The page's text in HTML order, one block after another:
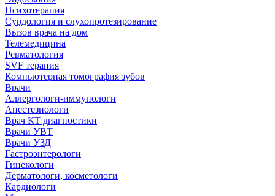
Психотерапия
Сурдология и слухопротезирование
Вызов врача на дом
Телемедицина
Ревматология
SVF терапия
Компьютерная томография зубов
Врачи
Аллергологи-иммунологи
Анестезиологи
Врач КТ диагностики
Врачи УВТ
Врачи УЗД
Гастроэнтерологи
Гинекологи
Дерматологи, косметологи
Кардиологи